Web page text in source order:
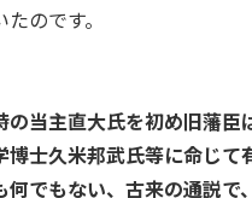
のです。
の当主直大氏を初め旧藩
士久米邦武氏等に命じ
でもない、古来の通説で